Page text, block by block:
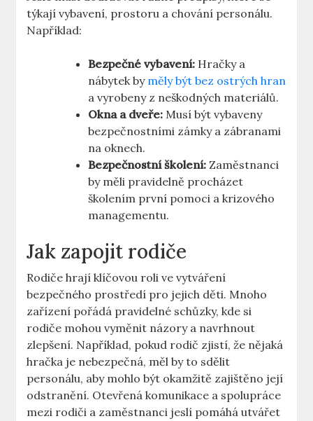
týkají vybavení, prostoru a chování personálu.
Například:
Bezpečné vybavení: Hračky a
nábytek by měly být bez ostrých hran
a vyrobeny z neškodných materiálů.
Okna a dveře: Musí být vybaveny
bezpečnostními zámky a zábranami
na oknech.
Bezpečnostní školení: Zaměstnanci
by měli pravidelně procházet
školením první pomoci a krizového
managementu.
Jak zapojit rodiče
Rodiče hrají klíčovou roli ve vytváření
bezpečného prostředí pro jejich děti. Mnoho
zařízení pořádá pravidelné schůzky, kde si
rodiče mohou vyměnit názory a navrhnout
zlepšení. Například, pokud rodič zjistí, že nějaká
hračka je nebezpečná, měl by to sdělit
personálu, aby mohlo být okamžitě zajištěno její
odstranění. Otevřená komunikace a spolupráce
mezi rodiči a zaměstnanci jeslí pomáhá utvářet